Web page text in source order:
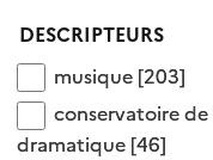
Descripteurs
DESCRIPTEURS
musique
musique [203]
conservatoire de
conservatoire
dramatique [46]
niveau(x) vers le bas